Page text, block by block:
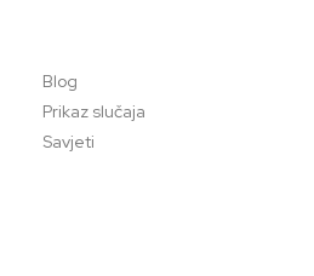
Blog
Prikaz slučaja
Savjeti